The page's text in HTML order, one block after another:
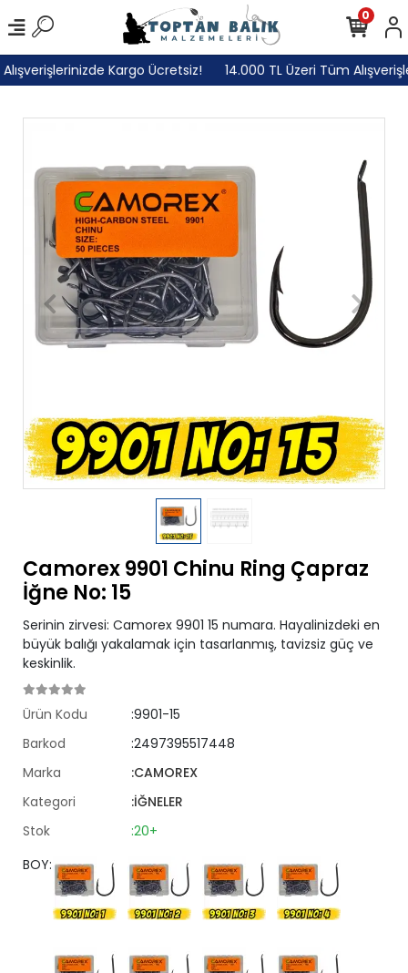
Kargo Ücretsiz! 14.000 TL Üzeri Tüm
0
Camorex 9901 Chinu Ring Çapraz
İğne No: 15
Serinin zirvesi: Camorex 9901 15 numara. Hayalinizdeki en
büyük balığı yakalamak için tasarlanmış, tavizsiz güç ve
keskinlik.
Ürün Kodu
:9901-15
Barkod
:2497395517448
Marka
:CAMOREX
Kategori
:İĞNELER
Stok
:20+
BOY: